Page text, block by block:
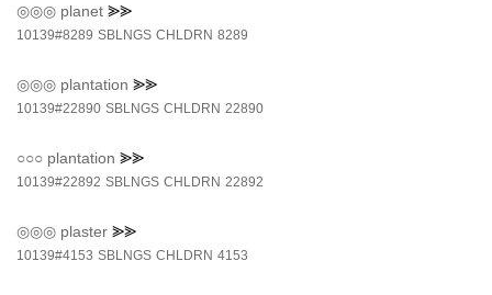
◎◎◎ planet ⪢⪢
10139#8289 SBLNGS CHLDRN 8289
◎◎◎ plantation ⪢⪢
10139#22890 SBLNGS CHLDRN 22890
○○○ plantation ⪢⪢
10139#22892 SBLNGS CHLDRN 22892
◎◎◎ plaster ⪢⪢
10139#4153 SBLNGS CHLDRN 4153